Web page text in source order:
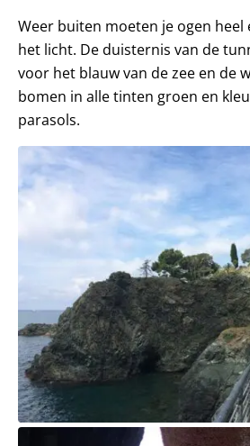
Weer buiten moeten je ogen heel
het licht. De duisternis van de
voor het blauw van de zee en de
bomen in alle tinten groen en
parasols.